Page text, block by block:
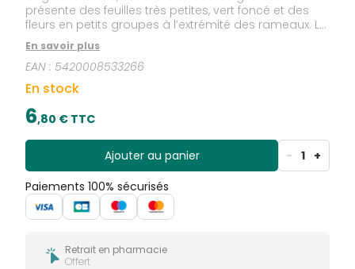
présente des feuilles très petites, vert foncé et des
fleurs en petits groupes à l’extrémité des rameaux. Le
fruit est un cône ovoïde (4 cm) vert puis brun à
maturité avec des écailles embrassantes. Ces
grands arbres pyramidaux et toujours verts étaient
dédiés à Pluton, Dieu de l’empire des morts; ce qui
explique sa présence fréquente dans les cimetières.
En savoir plus
EAN : 5420008533266
En stock
6,80 € TTC
Ajouter au panier - 1 +
Paiements 100% sécurisés
Retrait en pharmacie
Offert